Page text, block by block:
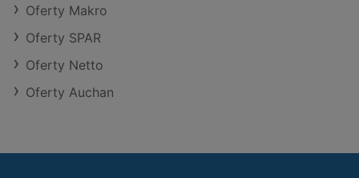
Oferty Makro
Oferty SPAR
Oferty Netto
Oferty Auchan